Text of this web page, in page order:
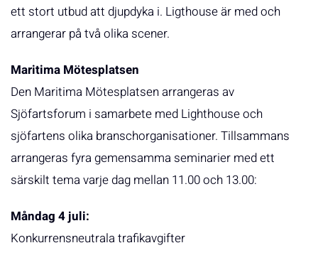
ett stort utbud att djupdyka i. Ligthouse är med och
arrangerar på två olika scener.
Maritima Mötesplatsen
Den Maritima Mötesplatsen arrangeras av
Sjöfartsforum i samarbete med Lighthouse och
sjöfartens olika branschorganisationer. Tillsammans
arrangeras fyra gemensamma seminarier med ett
särskilt tema varje dag mellan 11.00 och 13.00:
Måndag 4 juli:
Konkurrensneutrala trafikavgifter